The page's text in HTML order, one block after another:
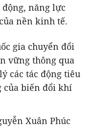
năng lực
nền kinh tế.
gia chuyển đổi
vững thông qua
các tác động tiêu
của biến đổi khí
Xuân Phúc